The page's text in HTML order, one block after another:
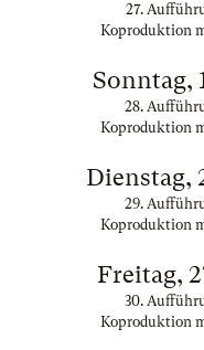
27.
Koproduktion
Sonntag,
28.
Koproduktion
Dienstag,
29.
Koproduktion
Freitag,
30.
Koproduktion